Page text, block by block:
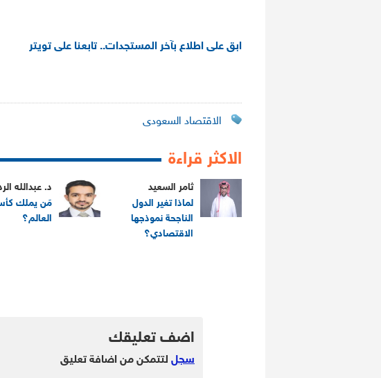
ابق على اطلاع بآخر المستجدات.. تابعنا على تويتر
الاقتصاد السعودى
الاكثر قراءة
ثامر السعيد
لماذا تغير الدول
الناجحة نموذجها
الاقتصادي؟
د. عبدالله
مَن يملك
العالم؟
اضف تعليقك
سجل لتتمكن من اضافة تعليق